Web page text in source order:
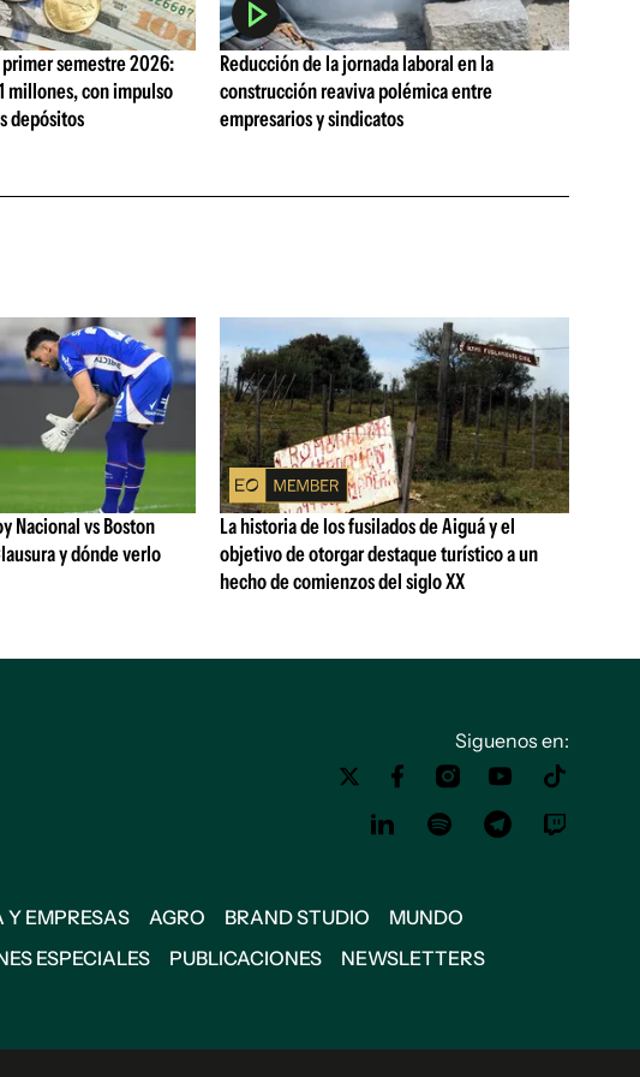
semestre 2026:
millones, con impulso
depósitos
Reducción de la jornada laboral en la
construcción reaviva polémica entre
empresarios y sindicatos
Nacional vs Boston
y dónde verlo
La historia de los fusilados de Aiguá y el
objetivo de otorgar destaque turístico a un
hecho de comienzos del siglo XX
Siguenos en:
Y EMPRESAS AGRO BRAND STUDIO
MUNDO
ESPECIALES PUBLICACIONES
NEWSLETTERS